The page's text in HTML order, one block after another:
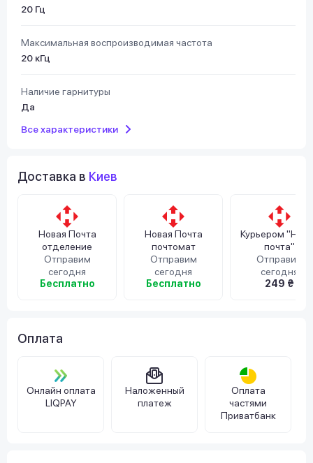
20 Гц
Максимальная воспроизводимая частота
20 кГц
Наличие гарнитуры
Да
Все характеристики
Доставка в Киев
Новая Почта
отделение
Отправим
сегодня
Бесплатно
Новая Почта
почтомат
Отправим
сегодня
Бесплатно
Курьером
почта"
Отправим
сегодня
249 ₴
Оплата
Онлайн оплата
LIQPAY
Наложенный
платеж
Оплата
частями
Приватбанк